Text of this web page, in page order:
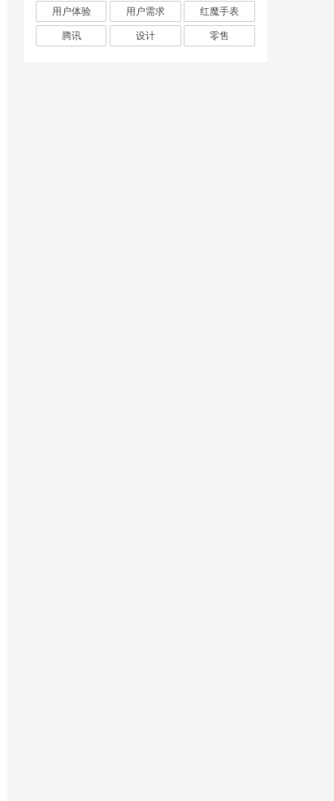
用户体验
用户需求
红魔手表
腾讯
设计 零售